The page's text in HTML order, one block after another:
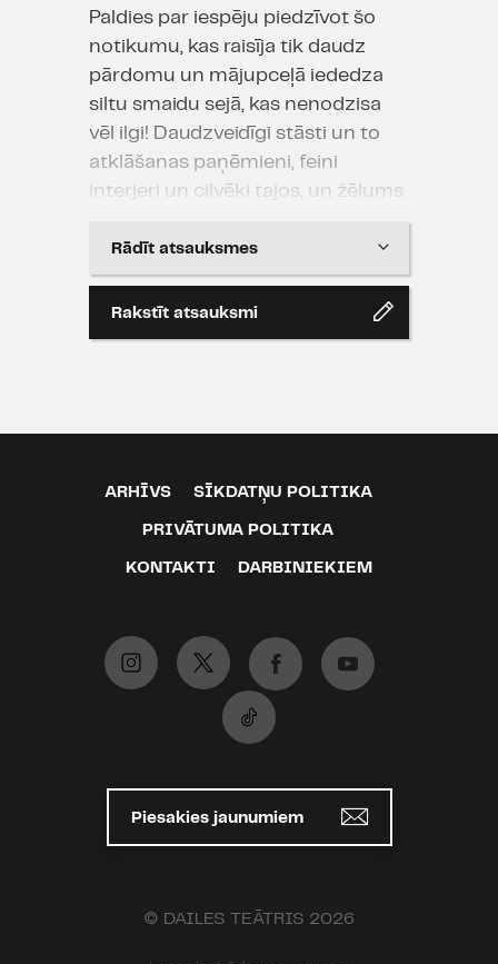
Paldies par iespēju piedzīvot šo
notikumu, kas raisīja tik daudz
pārdomu un mājupceļā iededza
siltu smaidu sejā, kas nenodzisa
vēl ilgi! Daudzveidīgi stāsti un to
atklāšanas paņēmieni, feini
interjeri un cilvēki tajos, un žēlums
varbūt tomēr, vismaz otro daļu,
kas man patika labāk par pirmo,
kādreiz, kad daudzi būs izlasījuši
"Terēzes dienasgrāmatu" un
Rādīt atsauksmes
Rakstīt atsauksmi
ARHĪVS SĪKDATŅU POLITIKA
PRIVĀTUMA POLITIKA
KONTAKTI DARBINIEKIEM
Piesakies jaunumiem
© DAILES TEĀTRIS 2026